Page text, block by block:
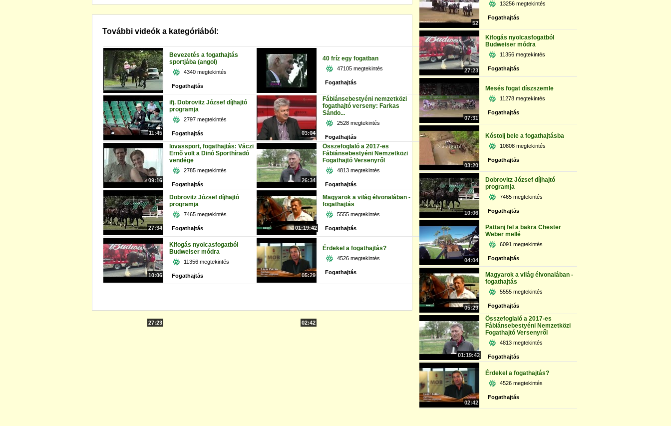
További videók a kategóriából:
11:45
Bevezetés a fogathajtás
sportjába (angol)
4340 megtekintés
Fogathajtás
03:04
40 fríz egy fogatban
47105 megtekintés
Fogathajtás
09:16
ifj. Dobrovitz József díjhajtó
programja
2797 megtekintés
Fogathajtás
26:34
Fábiánsebestyéni nemzetközi
fogathajtó verseny: Farkas
Sándo...
2528 megtekintés
Fogathajtás
27:34
lovassport, fogathajtás: Váczi
Ernő volt a Dinó Sporthíradó
vendége
2785 megtekintés
Fogathajtás
01:19:42
Összefoglaló a 2017-es
Fábiánsebestyéni Nemzetközi
Fogathajtó Versenyről
4813 megtekintés
Fogathajtás
10:06
Dobrovitz József díjhajtó
programja
7465 megtekintés
Fogathajtás
05:29
Magyarok a világ élvonalában -
fogathajtás
5555 megtekintés
Fogathajtás
27:23
Kifogás nyolcasfogatból
Budweiser módra
11356 megtekintés
Fogathajtás
02:42
Érdekel a fogathajtás?
4526 megtekintés
Fogathajtás
52
13256 megtekintés
Fogathajtás
27:23
Kifogás nyolcasfogatból
Budweiser módra
11356 megtekintés
Fogathajtás
07:31
Mesés fogat díszszemle
11278 megtekintés
Fogathajtás
03:20
Kóstolj bele a fogathajtásba
10808 megtekintés
Fogathajtás
10:06
Dobrovitz József díjhajtó
programja
7465 megtekintés
Fogathajtás
04:04
Pattanj fel a bakra Chester
Weber mellé
6091 megtekintés
Fogathajtás
05:29
Magyarok a világ élvonalában -
fogathajtás
5555 megtekintés
Fogathajtás
01:19:42
Összefoglaló a 2017-es
Fábiánsebestyéni Nemzetközi
Fogathajtó Versenyről
4813 megtekintés
Fogathajtás
02:42
Érdekel a fogathajtás?
4526 megtekintés
Fogathajtás